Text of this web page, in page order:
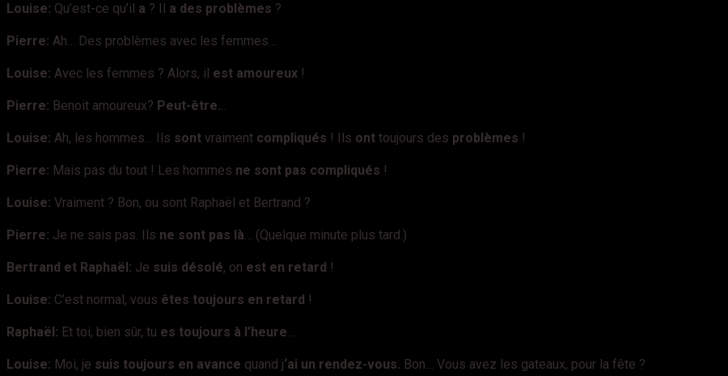
Louise: Qu’est-ce qu’il a ? Il a des problèmes ?
Pierre: Ah… Des problèmes avec les femmes…
Louise: Avec les femmes ? Alors, il est amoureux !
Pierre: Benoit amoureux? Peut-être...
Louise: Ah, les hommes… Ils sont vraiment compliqués ! Ils ont toujours des problèmes !
Pierre: Mais pas du tout ! Les hommes ne sont pas compliqués !
Louise: Vraiment ? Bon, ou sont Raphaël et Bertrand ?
Pierre: Je ne sais pas. Ils ne sont pas là… (Quelque minute plus tard.)
Bertrand et Raphaël: Je suis désolé, on est en retard !
Louise: C’est normal, vous êtes toujours en retard !
Raphaël: Et toi, bien sûr, tu es toujours à l’heure…
Louise: Moi, je suis toujours en avance quand j‘ai un rendez-vous. Bon… Vous avez les gateaux, pour la fête ?